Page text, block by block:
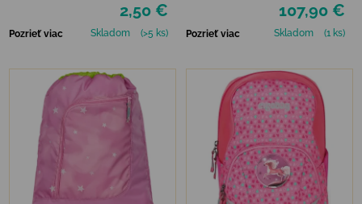
2,50 €
Pozrieť viac Skladom (>5 ks)
107,90 €
Pozrieť viac Skladom (1 ks)